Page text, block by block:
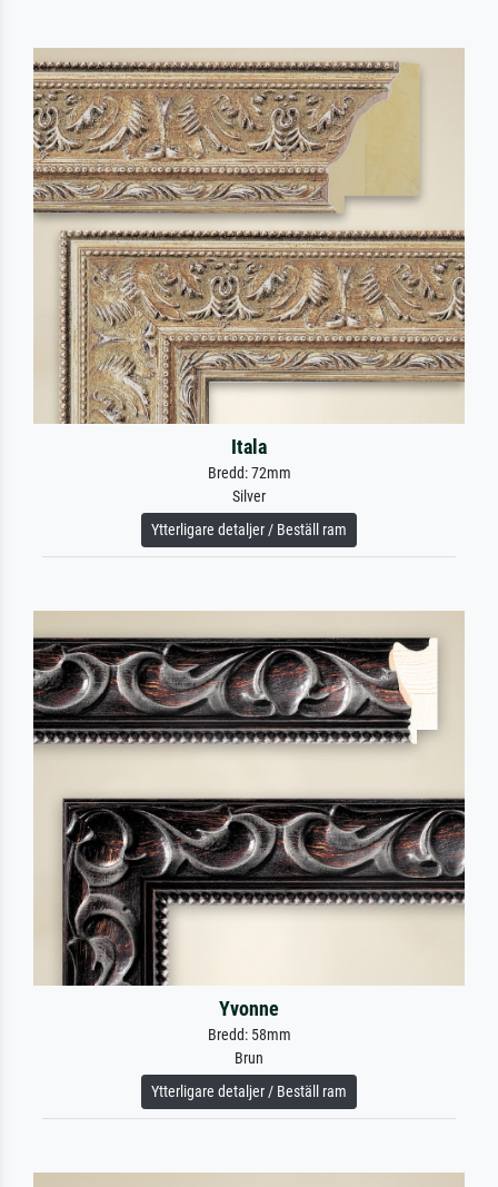
Itala
Bredd: 72mm
Silver
Ytterligare detaljer / Beställ ram
Yvonne
Bredd: 58mm
Brun
Ytterligare detaljer / Beställ ram